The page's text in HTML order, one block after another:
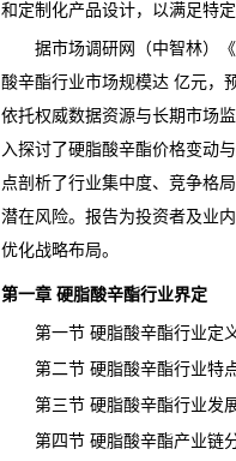
和定制化产品设计，以满足特
据市场调研网（中智林）《
酸辛酯行业市场规模达 亿元，
依托权威数据资源与长期市场
入探讨了硬脂酸辛酯价格变动
点剖析了行业集中度、竞争格
潜在风险。报告为投资者及业
优化战略布局。
第一章 硬脂酸辛酯行业界定
第一节 硬脂酸辛酯行业定
第二节 硬脂酸辛酯行业特
第三节 硬脂酸辛酯行业发
第四节 硬脂酸辛酯产业链